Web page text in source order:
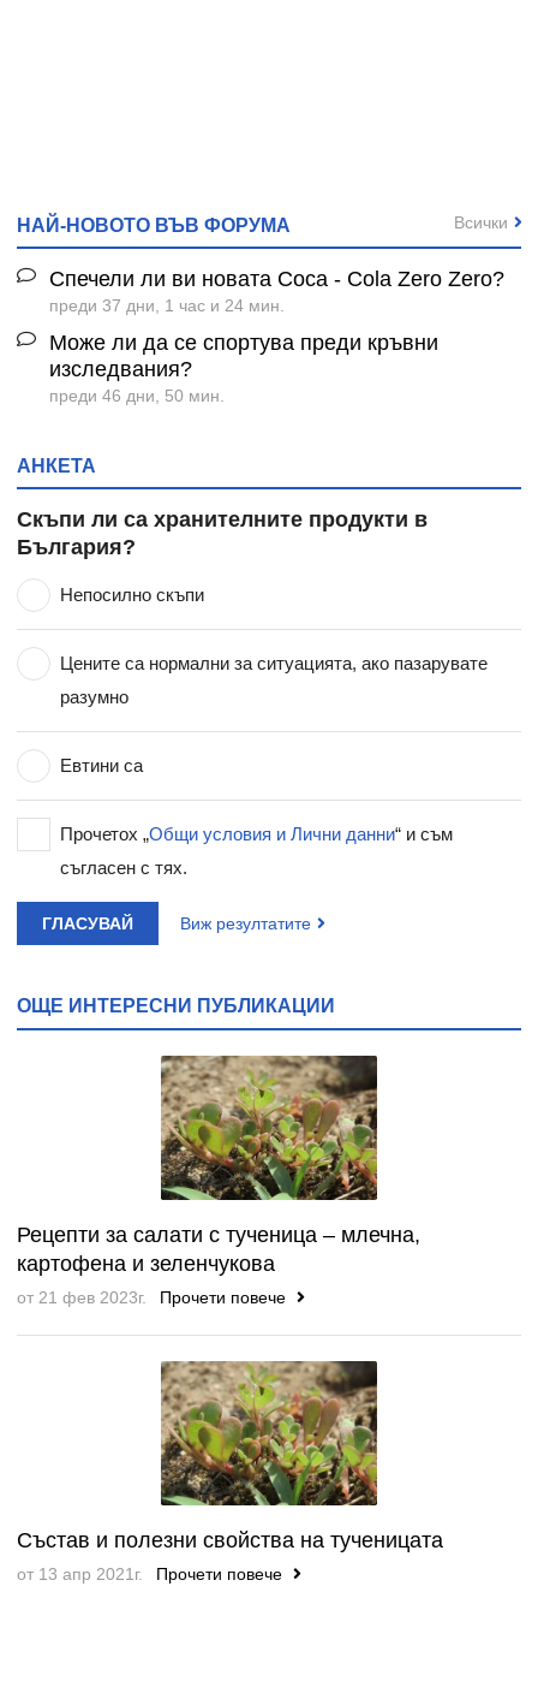
НАЙ-НОВОТО ВЪВ ФОРУМА
Спечели ли ви новата Coca - Cola Zero Zero?
преди 37 дни, 1 час и 24 мин.
Може ли да се спортува преди кръвни
изследвания?
преди 46 дни, 50 мин.
Всички
АНКЕТА
Скъпи ли са хранителните продукти в
България?
Непосилно скъпи
Цените са нормални за ситуацията, ако пазарувате
разумно
Евтини са
Прочетох „Общи условия и Лични данни“ и съм
съгласен с тях.
ГЛАСУВАЙ Виж резултатите
ОЩЕ ИНТЕРЕСНИ ПУБЛИКАЦИИ
Рецепти за салати с тученица – млечна,
картофена и зеленчукова
от 21 фев 2023г. Прочети повече
Състав и полезни свойства на тученицата
от 13 апр 2021г. Прочети повече